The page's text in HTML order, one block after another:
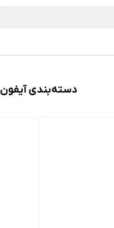
دسته‌بندی آیفون